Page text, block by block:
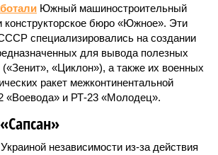
Южный машиностроительный
бюро «Южное». Эти
специализировались на создании
для вывода полезных
(«Зенит», «Циклон»), а также их военных
ракет межконтинентальной
«Воевода» и РТ-23 «Молодец».
независимости из-за действия